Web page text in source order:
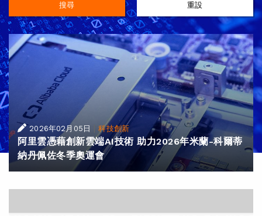
搜尋 重設
2026年02月05日 |科技創新
阿里雲憑藉創新雲端AI技術 助力2026年米蘭-科爾蒂
納丹佩佐冬季奧運會